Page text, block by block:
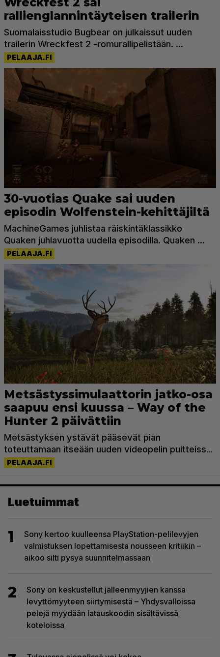
Luetuimmat
1
Sony kertoo kuulleensa PlayStation-pelilevyjen
valmistuksen lopettamisesta nousseen kritiikin –
aikoo silti pysyä suunnitelmassaan
2
Sony on keskustellut jälleenmyyjien kanssa
levyttömyyteen siirtymisestä – Yhdysvalloissa
pelejä myydään latauskoodin sisältävissä
koteloissa